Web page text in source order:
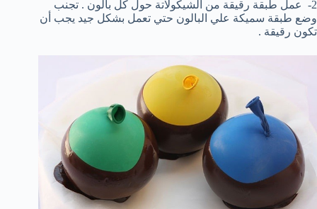
2- عمل طبقة رقيقة من الشيكولاتة حول كل بالون . تجنب
وضع طبقة سميكة علي البالون حتي تعمل بشكل جيد يجب أن
تكون رقيقة .